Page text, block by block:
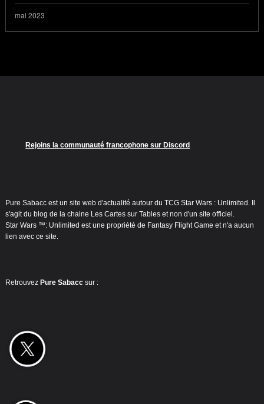
mai 2023
Rejoins la communauté francophone sur Discord
Pure Sabacc est un site web d'actualité autour du TCG Star Wars : Unlimited. Il
s'agit du blog de la chaine Les Cartes sur Tables et non d'un site officiel.
Star Wars ™: Unlimited est une propriété de Fantasy Flight Game et n'a aucun
lien avec ce site.
Retrouvez Pure Sabacc sur :